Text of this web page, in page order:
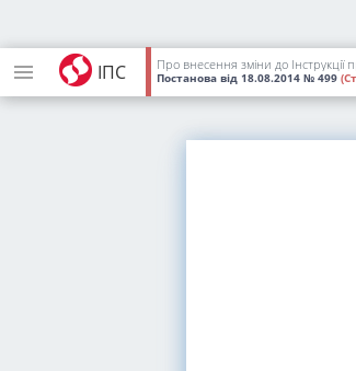
ІПС Про внесення зміни до Інструкції
Постанова від 18.08.2014 № 499